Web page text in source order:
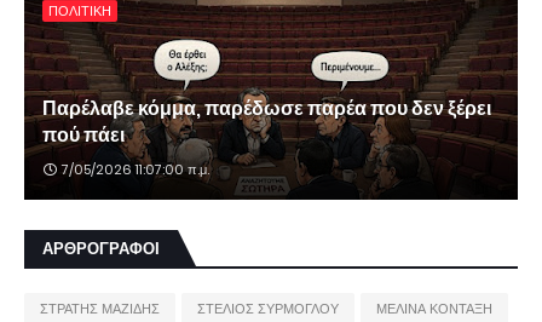
ΠΟΛΙΤΙΚΗ
Παρέλαβε κόμμα, παρέδωσε παρέα που δεν ξέρει
πού πάει
7/05/2026 11:07:00 π.μ.
ΑΡΘΡΟΓΡΑΦΟΙ
ΣΤΡΑΤΗΣ ΜΑΖΙΔΗΣ ΣΤΕΛΙΟΣ ΣΥΡΜΟΓΛΟΥ
ΜΕΛΙΝΑ ΚΟΝΤΑΞΗ